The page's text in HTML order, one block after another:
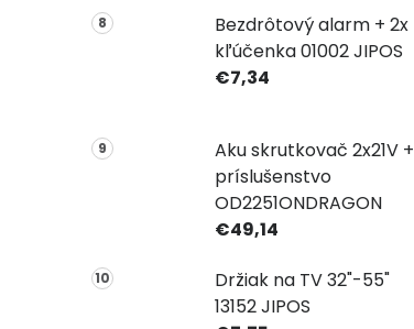
Bezdrôtový alarm + 2x
kľúčenka 01002 JIPOS
€7,34
Aku skrutkovač 2x21V +
príslušenstvo
OD2251ONDRAGON
€49,14
Držiak na TV 32"-55"
13152 JIPOS